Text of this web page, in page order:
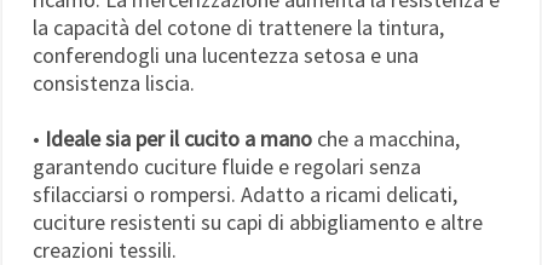
la capacità del cotone di trattenere la tintura,
conferendogli una lucentezza setosa e una
consistenza liscia.
• Ideale sia per il cucito a mano che a macchina,
garantendo cuciture fluide e regolari senza
sfilacciarsi o rompersi. Adatto a ricami delicati,
cuciture resistenti su capi di abbigliamento e altre
creazioni tessili.